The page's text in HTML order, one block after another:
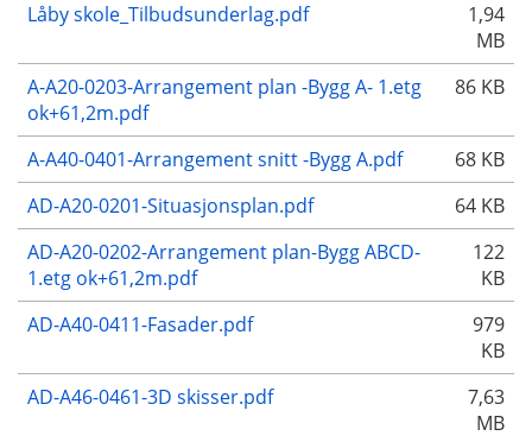
Låby skole_Tilbudsunderlag.pdf
1,94
MB
A-A20-0203-Arrangement plan -Bygg A- 1.etg
ok+61,2m.pdf
86 KB
A-A40-0401-Arrangement snitt -Bygg A.pdf
68 KB
AD-A20-0201-Situasjonsplan.pdf
64 KB
AD-A20-0202-Arrangement plan-Bygg ABCD-
1.etg ok+61,2m.pdf
122
KB
AD-A40-0411-Fasader.pdf
979
KB
AD-A46-0461-3D skisser.pdf
7,63
MB